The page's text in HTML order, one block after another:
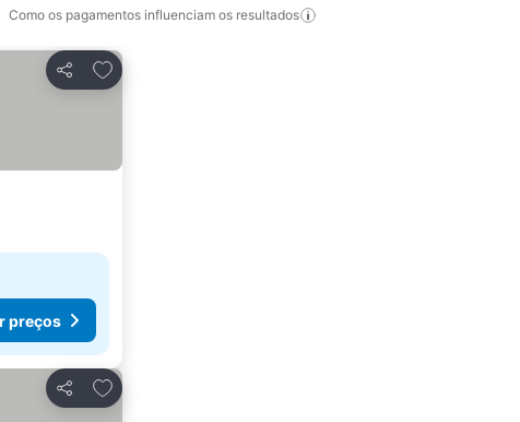
Como os pagamentos influenciam os resultados
Partilhar
Adicionar aos favoritos
preços
Partilhar
Adicionar aos favoritos